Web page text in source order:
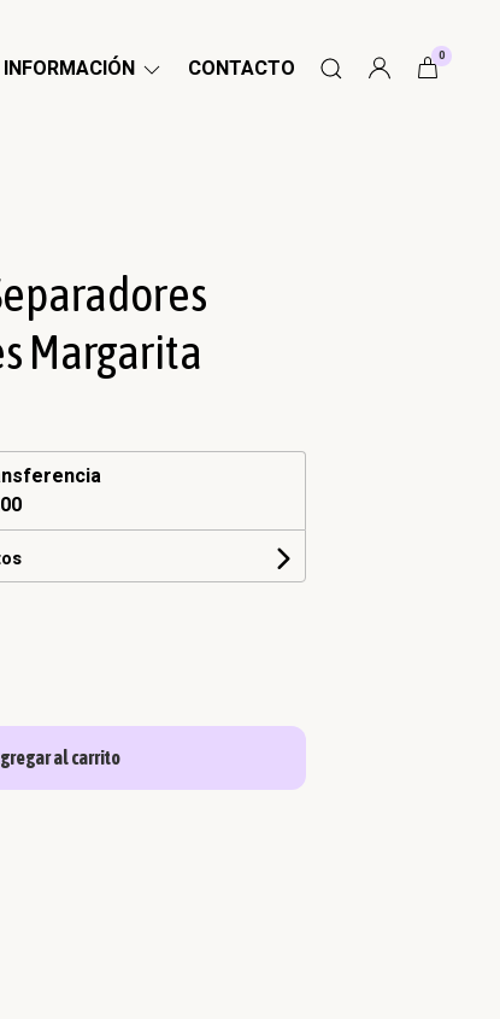
INFORMACIÓN CONTACTO 0
Margarita
al carrito